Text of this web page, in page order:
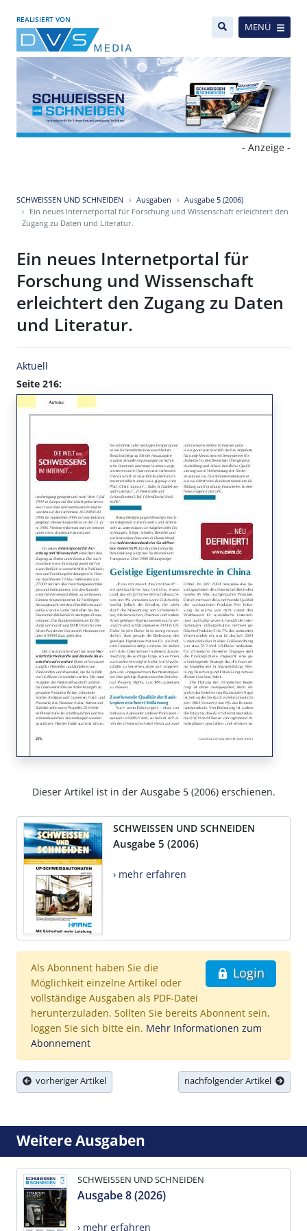
REALISIERT VON
MENÜ
- Anzeige -
SCHWEISSEN UND SCHNEIDEN Ausgaben
Ausgabe 5 (2006)
Ein neues Internetportal für Forschung und Wissenschaft erleichtert den
Zugang zu Daten und Literatur.
Ein neues Internetportal für
Forschung und Wissenschaft
erleichtert den Zugang zu Daten
und Literatur.
Aktuell
Seite 216:
Dieser Artikel ist in der Ausgabe 5 (2006) erschienen.
SCHWEISSEN UND SCHNEIDEN
Ausgabe 5 (2006)
› mehr erfahren
Login
Als Abonnent haben Sie die
Möglichkeit einzelne Artikel oder
vollständige Ausgaben als PDF-Datei
herunterzuladen. Sollten Sie bereits Abonnent sein,
loggen Sie sich bitte ein. Mehr Informationen zum
Abonnement
vorheriger Artikel nachfolgender Artikel
Weitere Ausgaben
SCHWEISSEN UND SCHNEIDEN
Ausgabe 8 (2026)
› mehr erfahren